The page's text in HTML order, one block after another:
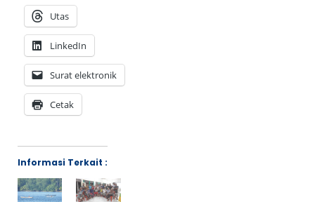
Utas
LinkedIn
Surat elektronik
Cetak
Informasi Terkait :